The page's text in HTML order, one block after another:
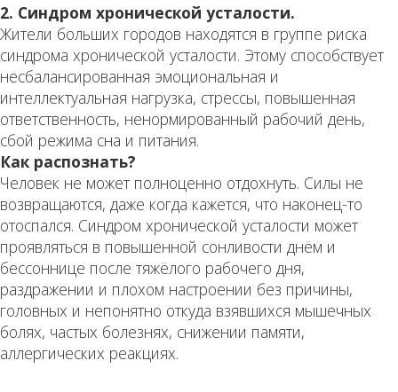
2. Синдром хронической усталости.
Жители больших городов находятся в группе риска
синдрома хронической усталости. Этому способствует
несбалансированная эмоциональная и
интеллектуальная нагрузка, стрессы, повышенная
ответственность, ненормированный рабочий день,
сбой режима сна и питания.
Как распознать?
Человек не может полноценно отдохнуть. Силы не
возвращаются, даже когда кажется, что наконец-то
отоспался. Синдром хронической усталости может
проявляться в повышенной сонливости днём и
бессоннице после тяжёлого рабочего дня,
раздражении и плохом настроении без причины,
головных и непонятно откуда взявшихся мышечных
болях, частых болезнях, снижении памяти,
аллергических реакциях.